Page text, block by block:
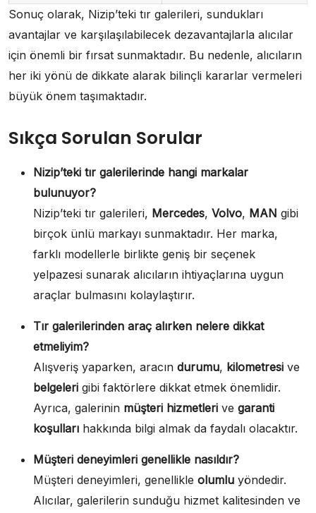
Sonuç olarak, Nizip’teki tır galerileri, sundukları
avantajlar ve karşılaşılabilecek dezavantajlarla alıcılar
için önemli bir fırsat sunmaktadır. Bu nedenle, alıcıların
her iki yönü de dikkate alarak bilinçli kararlar vermeleri
büyük önem taşımaktadır.
Sıkça Sorulan Sorular
Nizip’teki tır galerilerinde hangi markalar
bulunuyor?
Nizip’teki tır galerileri, Mercedes, Volvo, MAN gibi
birçok ünlü markayı sunmaktadır. Her marka,
farklı modellerle birlikte geniş bir seçenek
yelpazesi sunarak alıcıların ihtiyaçlarına uygun
araçlar bulmasını kolaylaştırır.
Tır galerilerinden araç alırken nelere dikkat
etmeliyim?
Alışveriş yaparken, aracın durumu, kilometresi ve
belgeleri gibi faktörlere dikkat etmek önemlidir.
Ayrıca, galerinin müşteri hizmetleri ve garanti
koşulları hakkında bilgi almak da faydalı olacaktır.
Müşteri deneyimleri genellikle nasıldır?
Müşteri deneyimleri, genellikle olumlu yöndedir.
Alıcılar, galerilerin sunduğu hizmet kalitesinden ve